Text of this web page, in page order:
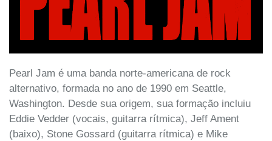
Pearl Jam é uma banda norte-americana de rock
alternativo, formada no ano de 1990 em Seattle,
Washington. Desde sua origem, sua formação incluiu
Eddie Vedder (vocais, guitarra rítmica), Jeff Ament
(baixo), Stone Gossard (guitarra rítmica) e Mike